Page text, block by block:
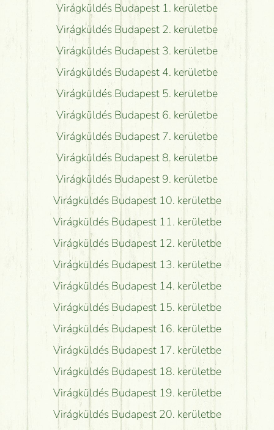
Virágküldés Budapest 1. kerületbe
Virágküldés Budapest 2. kerületbe
Virágküldés Budapest 3. kerületbe
Virágküldés Budapest 4. kerületbe
Virágküldés Budapest 5. kerületbe
Virágküldés Budapest 6. kerületbe
Virágküldés Budapest 7. kerületbe
Virágküldés Budapest 8. kerületbe
Virágküldés Budapest 9. kerületbe
Virágküldés Budapest 10. kerületbe
Virágküldés Budapest 11. kerületbe
Virágküldés Budapest 12. kerületbe
Virágküldés Budapest 13. kerületbe
Virágküldés Budapest 14. kerületbe
Virágküldés Budapest 15. kerületbe
Virágküldés Budapest 16. kerületbe
Virágküldés Budapest 17. kerületbe
Virágküldés Budapest 18. kerületbe
Virágküldés Budapest 19. kerületbe
Virágküldés Budapest 20. kerületbe